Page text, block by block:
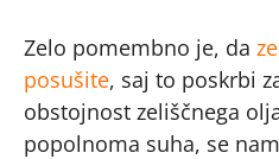
Zelo pomembno je, da
posušite, saj to poskrbi
obstojnost zeliščnega
popolnoma suha, se